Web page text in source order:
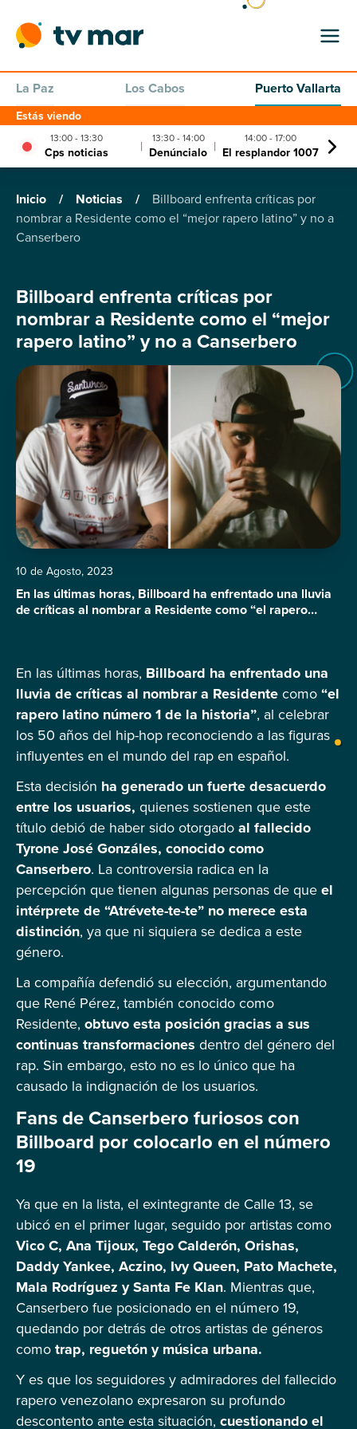
La Paz Los Cabos Puerto Vallarta
Estás viendo
13:00 - 13:30
Cps noticias | 13:30 - 14:00
Denúncialo | 14:00 - 17:00
El resplandor 1007 El
Inicio / Noticias /
Billboard enfrenta críticas por
nombrar a Residente como el “mejor rapero latino” y no a
Canserbero
Billboard enfrenta críticas por
nombrar a Residente como el “mejor
rapero latino” y no a Canserbero
10 de Agosto, 2023
En las últimas horas, Billboard ha enfrentado una lluvia
de críticas al nombrar a Residente como “el rapero
fuerte desacuerdo entre los usuarios, quienes sostienen
[…]
En las últimas horas, Billboard ha enfrentado una
lluvia de críticas al nombrar a Residentecomo“el
rapero latino número 1 de la historia”, al celebrar
los 50 años del hip-hop reconociendo a las figuras
influyentes en el mundo del rap en español.
Esta decisión ha generado un fuerte desacuerdo
entre los usuarios, quienes sostienen que este
título debió de haber sido otorgadoal fallecido
Tyrone José Gonzáles, conocido como
Canserbero. La controversia radica en la
percepción que tienen algunas personas de queel
intérprete de “Atrévete-te-te” no merece esta
distinción, ya que ni siquiera se dedica a este
género.
La compañía defendió su elección, argumentando
que René Pérez, también conocido como
Residente, obtuvo esta posición gracias a sus
continuas transformaciones dentro del género del
rap. Sin embargo, esto no es lo único que ha
causado la indignación de los usuarios.
Fans de Canserbero furiosos con
Billboard por colocarlo en el número
19
Ya que en la lista, el exintegrante de Calle 13, se
ubicó en el primer lugar, seguido por artistas como
Vico C, Ana Tijoux, Tego Calderón, Orishas,
Daddy Yankee, Aczino, Ivy Queen, Pato Machete,
Mala Rodríguez y Santa Fe Klan. Mientras que,
Canserbero fue posicionado en el número 19,
quedando por detrás de otros artistas de géneros
comotrap, reguetón y música urbana.
Y es que los seguidores y admiradores del fallecido
rapero venezolano expresaron su profundo
descontento ante esta situación, cuestionando el